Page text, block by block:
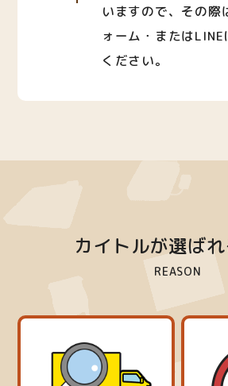
いますので、その際
ォーム・またはLINE
ください。
カイトルが選ば
REASON